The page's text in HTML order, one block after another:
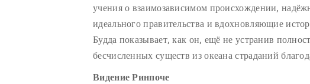
учения о взаимозависимом происхождении,
идеального правительства и вдохновляющие
Будда показывает, как он, ещё не устранив
бесчисленных существ из океана страданий
Видение Ринпоче